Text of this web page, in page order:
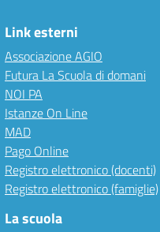
Link esterni
Associazione AGIO
Futura La Scuola di domani
NOI PA
Istanze On Line
MAD
Pago Online
Registro elettronico (docenti)
Registro elettronico (famiglie)
La scuola